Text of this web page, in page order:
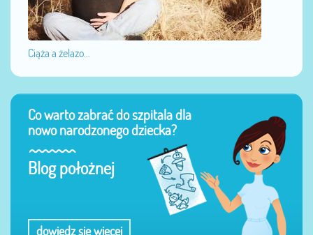
Ciąża a żelazo...
Co warto zabrać do szpitala dla
nowo narodzonego dziecka?
Blog położnej
dowiedz się więcej